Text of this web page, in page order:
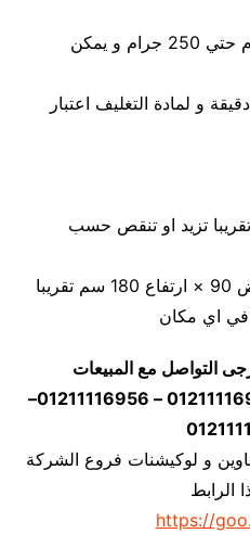
كمية المواد المعبأه من 5 جرام حتي 250 جرام و يمكن
50-80 كيس / دقيقة و لمادة التغليف اعتبار
كيلو جرام تقريبا تزيد او تنقص حسب
أبعاد الماكينة طول 90 × عرض 90 × ارتفاع 180 سم تقريبا
في اي مكان
التواصل مع المبيعات
موبايل 01211116954 – 01211116955 – 01211116956–
و لوكيشنات فروع الشركة
الرابط
https://